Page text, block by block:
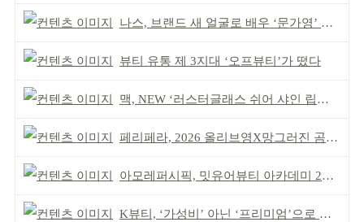
나스, 브랜드 새 얼굴로 배우 ‘문가영’ 발탁
뷰티 유통 제 3지대 ‘오프뷰티’가 떴다
맥, NEW ‘러스터글래스 쉬어 샤인 립스틱’ 출시
페리페라, 2026 올리브영X망그러진 곰 콜라보
아모레퍼시픽, 밋유어뷰티 아카데미 2기 발대식
K뷰티, ‘가성비’ 아닌 ‘프리미엄’으로 승부걸어야